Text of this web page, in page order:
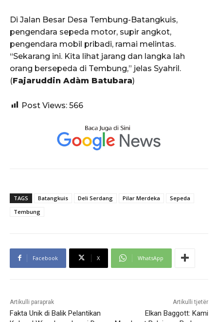
Di Jalan Besar Desa Tembung-Batangkuis,
pengendara sepeda motor, supir angkot,
pengendara mobil pribadi, ramai melintas.
“Sekarang ini. Kita lihat jarang dan langka lah
orang bersepeda di Tembung,” jelas Syahril.
(Fajaruddin Adàm Batubara)
Post Views: 566
TAGS Batangkuis Deli Serdang Pilar Merdeka
Sepeda
Tembung
Facebook X WhatsApp
Artikulli paraprak
Fakta Unik di Balik Pelantikan
Artikulli tjetër
Elkan Baggott: Kami